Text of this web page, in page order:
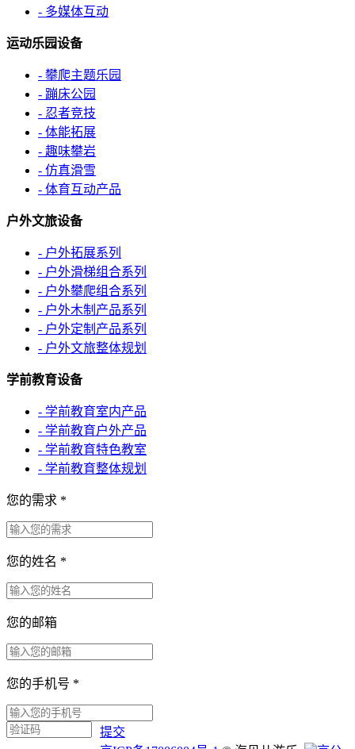
- 多媒体互动
运动乐园设备
- 攀爬主题乐园
- 蹦床公园
- 忍者竞技
- 体能拓展
- 趣味攀岩
- 仿真滑雪
- 体育互动产品
户外文旅设备
- 户外拓展系列
- 户外滑梯组合系列
- 户外攀爬组合系列
- 户外木制产品系列
- 户外定制产品系列
- 户外文旅整体规划
学前教育设备
- 学前教育室内产品
- 学前教育户外产品
- 学前教育特色教室
- 学前教育整体规划
您的需求 *
您的姓名 *
您的邮箱
您的手机号 *
提交